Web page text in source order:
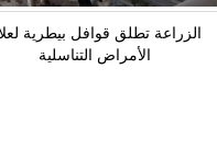
الزراعة تطلق قوافل بيطرية
الأمراض التناسلية